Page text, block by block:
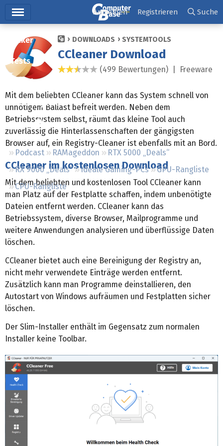
Ticker
Tests
Downloads
Preisvergleich
Forum
Podcast RAMageddon
RTX 5000 „Deals“
RX 9000 „Deals“
Ideale Gaming-PCs
GPU-Rangliste
CPU-Rangliste
Anmelden Registrieren Suche
DOWNLOADS SYSTEMTOOLS
CCleaner Download
2,4 Sterne(499 Bewertungen) | Freeware
Mit dem beliebten CCleaner kann das System schnell von
unnötigem Ballast befreit werden. Neben dem
Betriebssystem selbst, räumt das kleine Tool auch
zuverlässig die Hinterlassenschaften der gängigsten
Browser auf, ein Registry-Cleaner ist ebenfalls mit an Bord.
CCleaner im kostenlosen Download
Mit dem beliebten und kostenlosen Tool CCleaner kann
man Platz auf der Festplatte schaffen, indem unbenötigte
Dateien entfernt werden. CCleaner kann das
Betriebssystem, diverse Browser, Mailprogramme und
weitere Anwendungen analysieren und überflüssige Daten
löschen.
CCleaner bietet auch eine Bereinigung der Registry an,
nicht mehr verwendete Einträge werden entfernt.
Zusätzlich kann man Programme deinstallieren, den
Autostart von Windows aufräumen und Festplatten sicher
löschen.
Der Slim-Installer enthält im Gegensatz zum normalen
Installer keine Toolbar.